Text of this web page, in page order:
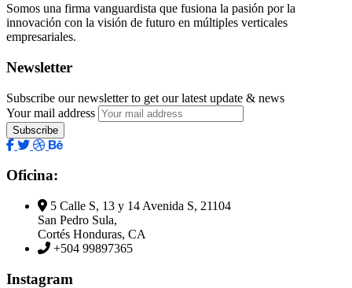
Somos una firma vanguardista que fusiona la pasión por la
innovación con la visión de futuro en múltiples verticales
empresariales.
Newsletter
Subscribe our newsletter to get our latest update & news
Your mail address
Oficina:
5 Calle S, 13 y 14 Avenida S, 21104
San Pedro Sula,
Cortés Honduras, CA
+504 99897365
Instagram